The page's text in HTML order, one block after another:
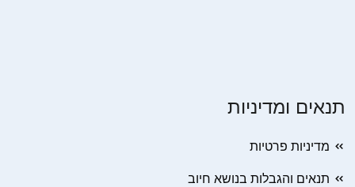
תנאים ומדיניות
מדיניות פרטיות
תנאים והגבלות בנושא חיוב